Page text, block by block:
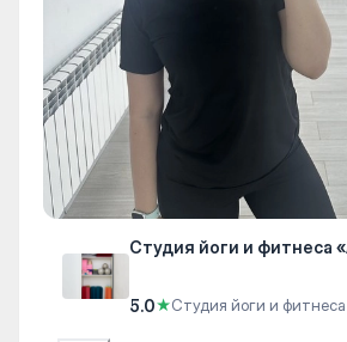
Студия йоги и фитнеса
5.0★Студия йоги и